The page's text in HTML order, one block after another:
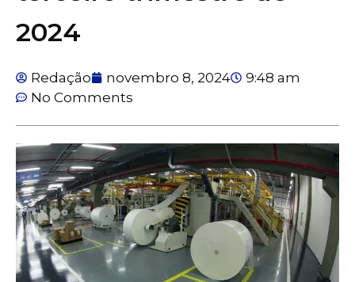
2024
Redação novembro 8, 2024
9:48 am
No Comments